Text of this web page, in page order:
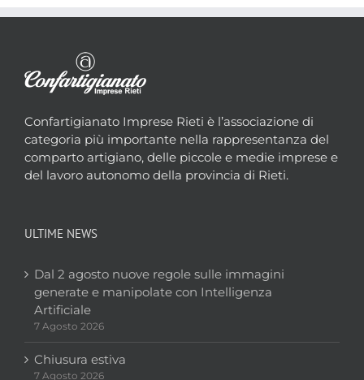
Confartigianato Imprese Rieti è l’associazione di
categoria più importante nella rappresentanza del
comparto artigiano, delle piccole e medie imprese e
del lavoro autonomo della provincia di Rieti.
ULTIME NEWS
Dal 2 agosto nuove regole sulle immagini
generate e manipolate con Intelligenza
Artificiale
7 Agosto 2026
Chiusura estiva
7 Agosto 2026